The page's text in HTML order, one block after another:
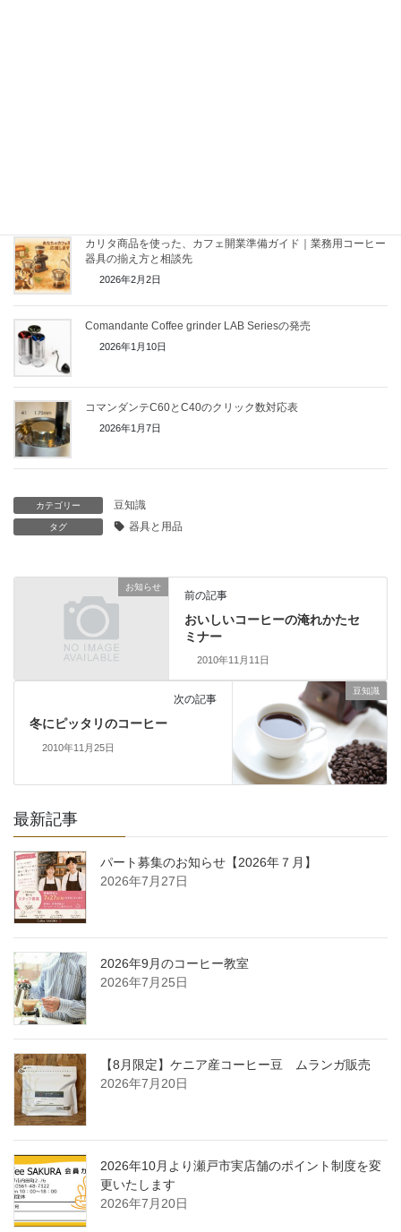
カリタ商品を使った、カフェ開業準備ガイド｜業務用コーヒー
器具の揃え方と相談先
2026年2月2日
Comandante Coffee grinder LAB Seriesの発売
2026年1月10日
コマンダンテC60とC40のクリック数対応表
2026年1月7日
カテゴリー 豆知識
タグ 器具と用品
お知らせ
前の記事
おいしいコーヒーの淹れかたセ
ミナー
2010年11月11日
豆知識
次の記事
冬にピッタリのコーヒー
2010年11月25日
最新記事
パート募集のお知らせ【2026年７月】
2026年7月27日
2026年9月のコーヒー教室
2026年7月25日
【8月限定】ケニア産コーヒー豆 ムランガ販売
2026年7月20日
2026年10月より瀬戸市実店舗のポイント制度を変
更いたします
2026年7月20日